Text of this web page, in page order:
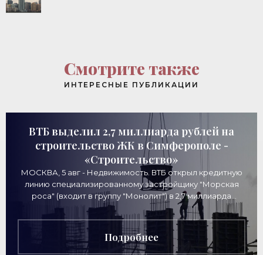
Смотрите также
ИНТЕРЕСНЫЕ ПУБЛИКАЦИИ
ВТБ выделил 2,7 миллиарда рублей на
строительство ЖК в Симферополе -
«Строительство»
МОСКВА, 5 авг - Недвижимость. ВТБ открыл кредитную
линию специализированному застройщику "Морская
роса" (входит в группу "Монолит") в 2,7 миллиарда
рублей для
Подробнее